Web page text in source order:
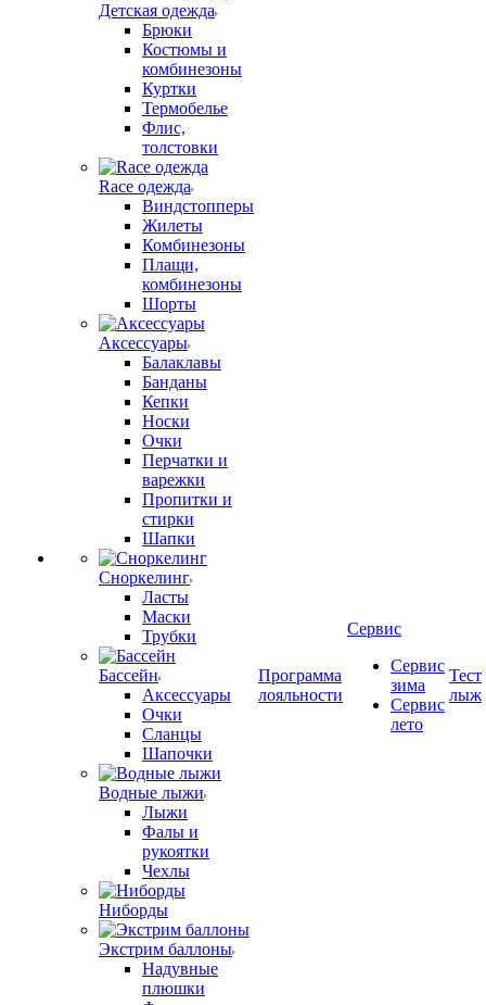
Детская одежда
Брюки
Костюмы и
комбинезоны
Куртки
Термобелье
Флис,
толстовки
Race одежда
Виндстопперы
Жилеты
Комбинезоны
Плащи,
комбинезоны
Шорты
Аксессуары
Балаклавы
Банданы
Кепки
Носки
Очки
Перчатки и
варежки
Пропитки и
стирки
Шапки
Сноркелинг
Ласты
Маски
Трубки
Бассейн
Аксессуары
Очки
Сланцы
Шапочки
Водные лыжи
Лыжи
Фалы и
рукоятки
Чехлы
Ниборды
Экстрим баллоны
Надувные
плюшки
Программа
лояльности
Сервис
Сервис
зима
Сервис
лето
Тест
лыж